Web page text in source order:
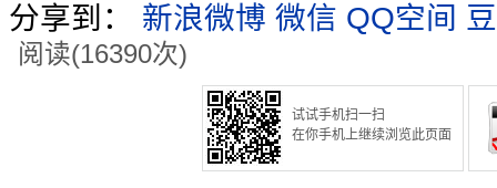
分享到： 新浪微博 微信 QQ空间
阅读(16390次)
试试手机扫一扫
在你手机上继续浏览此页面